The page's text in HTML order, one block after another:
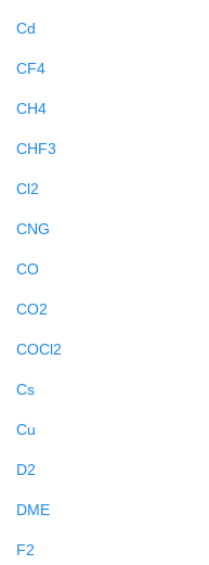
Cd
CF4
CH4
CHF3
Cl2
CNG
CO
CO2
COCl2
Cs
Cu
D2
DME
F2